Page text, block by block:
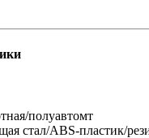
полуавтомт
стал/ABS-пластик/